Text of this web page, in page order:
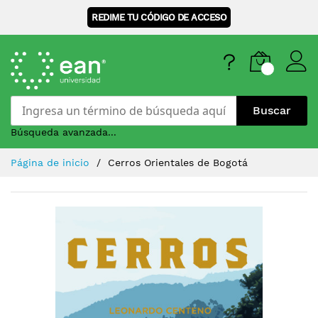
REDIME TU CÓDIGO DE ACCESO
Buscar
Búsqueda avanzada...
Skip
Página de inicio Cerros Orientales de Bogotá